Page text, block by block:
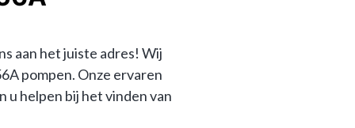
aan het juiste adres! Wij
pompen. Onze ervaren
u helpen bij het vinden van